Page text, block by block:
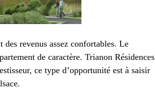
des revenus assez confortables. Le
de caractère. Trianon Résidences
ce type d’opportunité est à saisir